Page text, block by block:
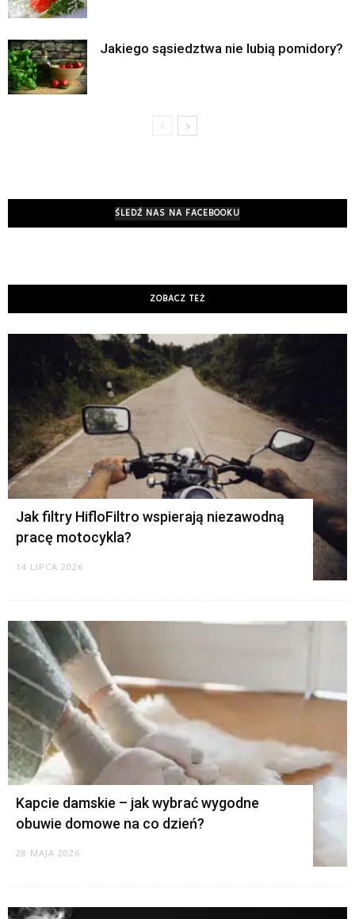
Jakiego sąsiedztwa nie lubią pomidory?
ŚLEDŹ NAS NA FACEBOOKU
ZOBACZ TEŻ
Jak filtry HifloFiltro wspierają niezawodną
pracę motocykla?
14 LIPCA 2026
Kapcie damskie – jak wybrać wygodne
obuwie domowe na co dzień?
28 MAJA 2026